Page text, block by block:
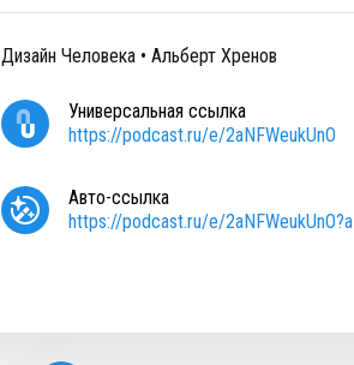
Дизайн Человека • Альберт Хренов
Универсальная ссылка
https://podcast.ru/e/2aNFWeukUnO
Авто-ссылка
https://podcast.ru/e/2aNFWeukUnO?a